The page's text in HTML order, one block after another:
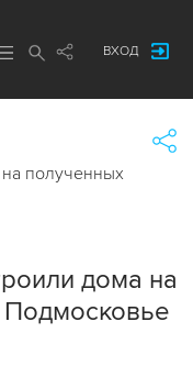
ВХОД
полученных
дома на
Подмосковье